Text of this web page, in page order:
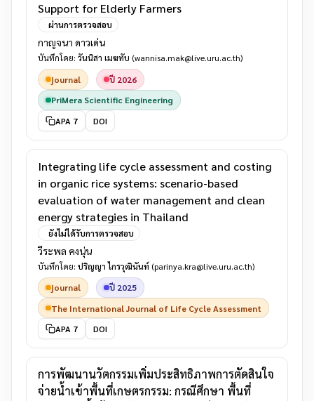
Support for Elderly Farmers
ผ่านการตรวจสอบ
กาญจนา ดาวเด่น
บันทึกโดย: วันนิสา เมฆทับ (wannisa.mak@live.uru.ac.th)
journal
ปี 2026
PriMera Scientific Engineering
APA 7
DOI
Integrating life cycle assessment and costing
in organic rice systems: scenario-based
evaluation of water management and clean
energy strategies in Thailand
ยังไม่ได้รับการตรวจสอบ
วีระพล คงนุ่น
บันทึกโดย: ปริญญา ไกรวุฒินันท์ (parinya.kra@live.uru.ac.th)
journal
ปี 2025
The International Journal of Life Cycle Assessment
APA 7
DOI
การพัฒนานวัตกรรมเพิ่มประสิทธิภาพการตัดสินใจ
จ่ายน้ำเข้าพื้นที่เกษตรกรรม: กรณีศึกษา พื้นที่